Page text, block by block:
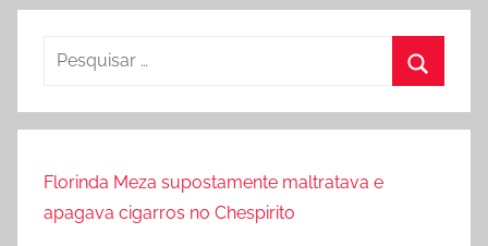
s
u
r
Florinda Meza supostamente maltratava e
apagava cigarros no Chespirito